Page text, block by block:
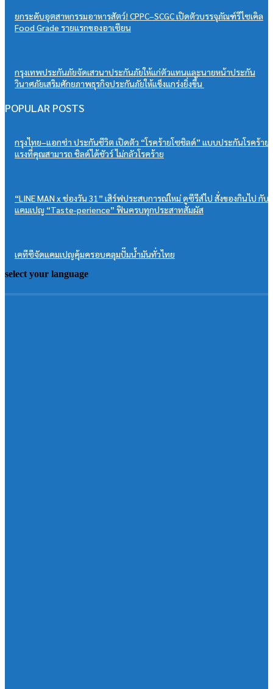
ยกระดับอุตสาหกรรมอาหารสัตว์! CPPC–SCGC เปิดตัวบรรจุภัณฑ์รีไซเคิล
Food Grade รายแรกของอาเซียน
กรุงเทพประกันภัยจัดเสวนาประกันภัยให้แก่ตัวแทนและนายหน้าประกัน
วินาศภัยเสริมศักยภาพธุรกิจประกันภัยให้แข็งแกร่งยิ่งขึ้น
POPULAR POSTS
กรุงไทย–แอกซ่า ประกันชีวิต เปิดตัว “โรคร้ายโซชิลด์” แบบประกันโรคร้าย
แรงที่คุณสามารถ ชิลด์ได้ชัวร์ ไม่กลัวโรคร้าย
“LINE MAN x ช่องวัน 31” เสิร์ฟประสบการณ์ใหม่ ดูซีรีส์ไป สั่งของกินไป กับ
แคมเปญ “Taste-perience” ฟินครบทุกประสาทสัมผัส
เคทีซีจัดแคมเปญคุ้มครอบคลุมปั๊มน้ำมันทั่วไทย
select your language